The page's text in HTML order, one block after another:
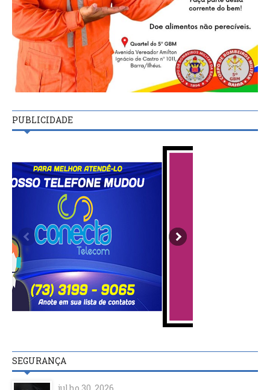
PUBLICIDADE
SEGURANÇA